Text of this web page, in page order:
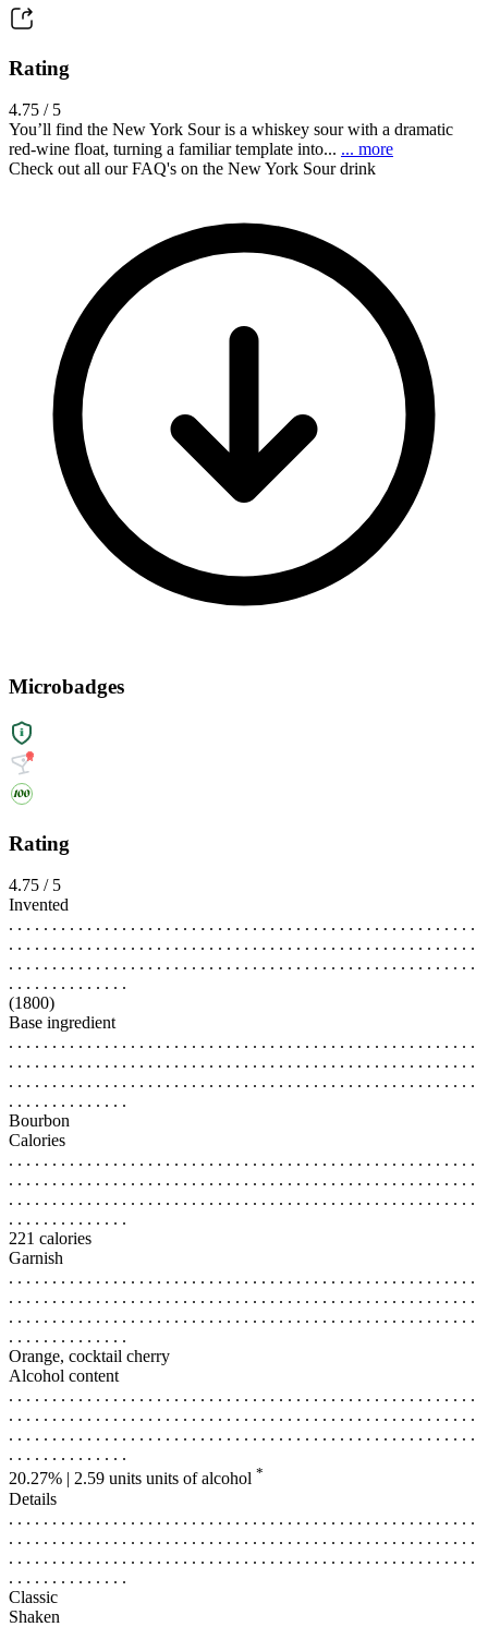
Rating
4.75 / 5
You’ll find the New York Sour is a whiskey sour with a dramatic
red-wine float, turning a familiar template into... ... more
Check out all our FAQ's on the New York Sour drink
Microbadges
Rating
4.75 / 5
Invented
. . . . . . . . . . . . . . . . . . . . . . . . . . . . . . . . . . . . . . . . . . . . . . . . . . . . . .
. . . . . . . . . . . . . . . . . . . . . . . . . . . . . . . . . . . . . . . . . . . . . . . . . . . . . .
. . . . . . . . . . . . . . . . . . . . . . . . . . . . . . . . . . . . . . . . . . . . . . . . . . . . . .
. . . . . . . . . . . . . .
(1800)
Base ingredient
. . . . . . . . . . . . . . . . . . . . . . . . . . . . . . . . . . . . . . . . . . . . . . . . . . . . . .
. . . . . . . . . . . . . . . . . . . . . . . . . . . . . . . . . . . . . . . . . . . . . . . . . . . . . .
. . . . . . . . . . . . . . . . . . . . . . . . . . . . . . . . . . . . . . . . . . . . . . . . . . . . . .
. . . . . . . . . . . . . .
Bourbon
Calories
. . . . . . . . . . . . . . . . . . . . . . . . . . . . . . . . . . . . . . . . . . . . . . . . . . . . . .
. . . . . . . . . . . . . . . . . . . . . . . . . . . . . . . . . . . . . . . . . . . . . . . . . . . . . .
. . . . . . . . . . . . . . . . . . . . . . . . . . . . . . . . . . . . . . . . . . . . . . . . . . . . . .
. . . . . . . . . . . . . .
221 calories
Garnish
. . . . . . . . . . . . . . . . . . . . . . . . . . . . . . . . . . . . . . . . . . . . . . . . . . . . . .
. . . . . . . . . . . . . . . . . . . . . . . . . . . . . . . . . . . . . . . . . . . . . . . . . . . . . .
. . . . . . . . . . . . . . . . . . . . . . . . . . . . . . . . . . . . . . . . . . . . . . . . . . . . . .
. . . . . . . . . . . . . .
Orange, cocktail cherry
Alcohol content
. . . . . . . . . . . . . . . . . . . . . . . . . . . . . . . . . . . . . . . . . . . . . . . . . . . . . .
. . . . . . . . . . . . . . . . . . . . . . . . . . . . . . . . . . . . . . . . . . . . . . . . . . . . . .
. . . . . . . . . . . . . . . . . . . . . . . . . . . . . . . . . . . . . . . . . . . . . . . . . . . . . .
. . . . . . . . . . . . . .
20.27% | 2.59 units units of alcohol *
Details
. . . . . . . . . . . . . . . . . . . . . . . . . . . . . . . . . . . . . . . . . . . . . . . . . . . . . .
. . . . . . . . . . . . . . . . . . . . . . . . . . . . . . . . . . . . . . . . . . . . . . . . . . . . . .
. . . . . . . . . . . . . . . . . . . . . . . . . . . . . . . . . . . . . . . . . . . . . . . . . . . . . .
. . . . . . . . . . . . . .
Classic
Shaken